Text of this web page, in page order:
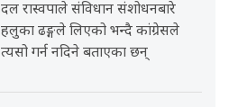
दल रास्वपाले संविधान संशोधनबारे
हलुका ढङ्गले लिएको भन्दै कांग्रेसले
त्यसो गर्न नदिने बताएका छन्